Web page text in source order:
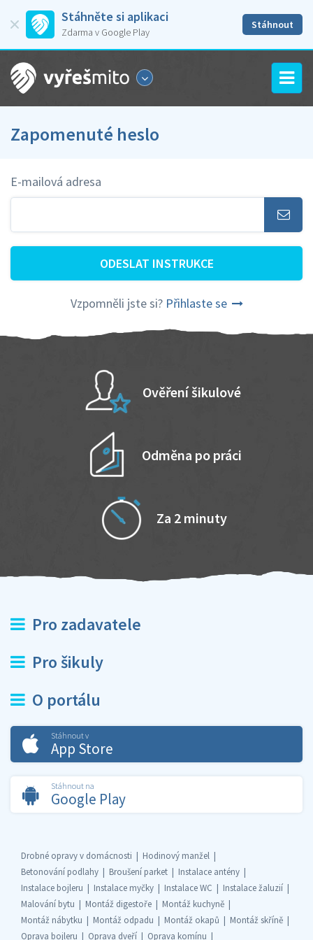
Stáhněte si aplikaci
Zdarma v Google Play
Stáhnout
Zapomenuté heslo
E-mailová adresa
ODESLAT INSTRUKCE
Vzpomněli jste si? Přihlaste se
Ověření šikulové
Odměna po práci
Za 2 minuty
Pro zadavatele
Pro šikuly
O portálu
Stáhnout v
App Store
Stáhnout na
Google Play
Drobné opravy v domácnosti
Hodinový manžel
Betonování podlahy
Broušení parket
Instalace antény
Instalace bojleru
Instalace myčky Instalace WC
Instalace žaluzií
Malování bytu
Montáž digestoře
Montáž kuchyně
Montáž nábytku
Montáž odpadu Montáž okapů
Montáž skříně
Oprava bojleru
Oprava dveří Oprava komínu